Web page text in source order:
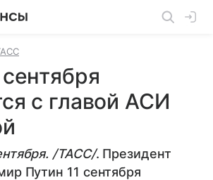
с главой АСИ
/ТАСС/. Президент
Путин 11 сентября